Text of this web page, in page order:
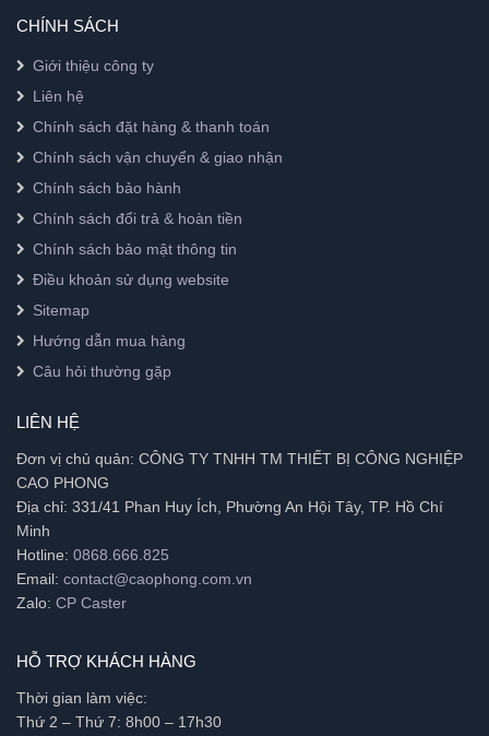
CHÍNH SÁCH
Giới thiệu công ty
Liên hệ
Chính sách đặt hàng & thanh toán
Chính sách vận chuyển & giao nhận
Chính sách bảo hành
Chính sách đổi trả & hoàn tiền
Chính sách bảo mật thông tin
Điều khoản sử dụng website
Sitemap
Hướng dẫn mua hàng
Câu hỏi thường gặp
LIÊN HỆ
Đơn vị chủ quản: CÔNG TY TNHH TM THIẾT BỊ CÔNG NGHIỆP
CAO PHONG
Địa chỉ: 331/41 Phan Huy Ích, Phường An Hội Tây, TP. Hồ Chí
Minh
Hotline: 0868.666.825
Email: contact@caophong.com.vn
Zalo: CP Caster
HỖ TRỢ KHÁCH HÀNG
Thời gian làm việc:
Thứ 2 – Thứ 7: 8h00 – 17h30